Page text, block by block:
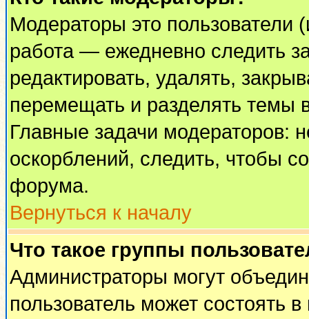
Модераторы это пользователи
работа — ежедневно следить
редактировать, удалять,
перемещать и разделять темы
Главные задачи модераторов:
оскорблений, следить, чтобы
форума.
Вернуться к началу
Что такое группы
Администраторы могут
пользователь может состоять